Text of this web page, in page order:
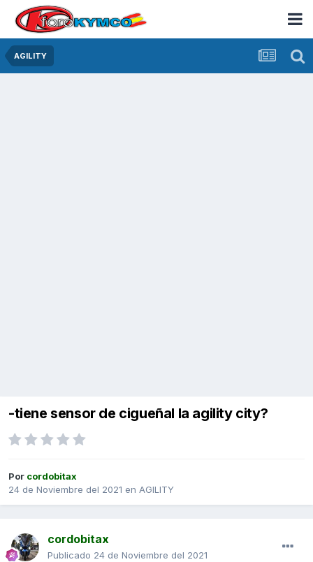
AGILITY
-tiene sensor de cigueñal la agility city?
Por cordobitax
24 de Noviembre del 2021 en AGILITY
cordobitax
Publicado 24 de Noviembre del 2021